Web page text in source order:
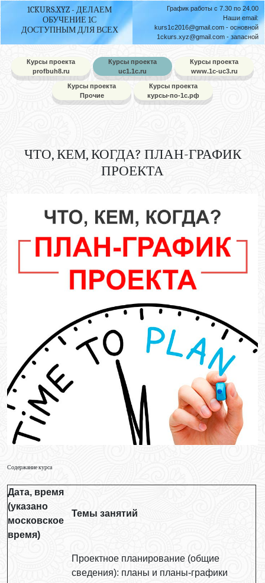
1CKURS.XYZ - ДЕЛАЕМ
ОБУЧЕНИЕ 1С
ДОСТУПНЫМ ДЛЯ ВСЕХ
График работы с 7.30 по 24.00
Наши email:
kurs1c2016@gmail.com - основной
1ckurs.xyz@gmail.com - запасной
Курсы проекта
profbuh8.ru
Курсы проекта
uc1.1c.ru
Курсы проекта
www.1c-uc3.ru
Курсы проекта
Прочие
Курсы проекта
курсы-по-1с.рф
ЧТО, КЕМ, КОГДА? ПЛАН-ГРАФИК
ПРОЕКТА
Содержание курса
Дата, время
(указано
московское
время)
Темы занятий
Проектное планирование (общие
сведения): планы и планы-графики